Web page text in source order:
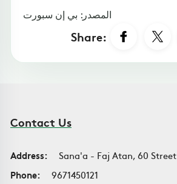
المصدر: بي إن سبورت
Share:
Contact Us
Address:
Sana'a - Faj Atan, 60 Street
Phone:
9671450121